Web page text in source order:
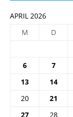
APRIL 2026
M
D
6
7
13
14
20
21
27
28